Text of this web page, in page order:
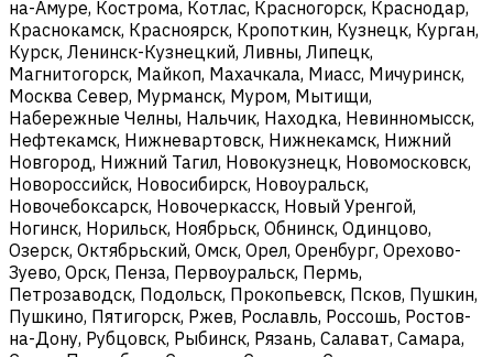
на-Амуре, Кострома, Котлас, Красногорск, Краснодар,
Краснокамск, Красноярск, Кропоткин, Кузнецк, Курган,
Курск, Ленинск-Кузнецкий, Ливны, Липецк,
Магнитогорск, Майкоп, Махачкала, Миасс, Мичуринск,
Москва Север, Мурманск, Муром, Мытищи,
Набережные Челны, Нальчик, Находка, Невинномысск,
Нефтекамск, Нижневартовск, Нижнекамск, Нижний
Новгород, Нижний Тагил, Новокузнецк, Новомосковск,
Новороссийск, Новосибирск, Новоуральск,
Новочебоксарск, Новочеркасск, Новый Уренгой,
Ногинск, Норильск, Ноябрьск, Обнинск, Одинцово,
Озерск, Октябрьский, Омск, Орел, Оренбург, Орехово-
Зуево, Орск, Пенза, Первоуральск, Пермь,
Петрозаводск, Подольск, Прокопьевск, Псков, Пушкин,
Пушкино, Пятигорск, Ржев, Рославль, Россошь, Ростов-
на-Дону, Рубцовск, Рыбинск, Рязань, Салават, Самара,